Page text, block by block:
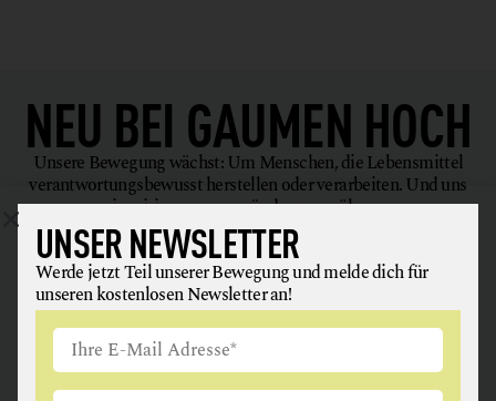
NEU BEI GAUMEN HOCH
Unsere Bewegung wächst: Um Menschen, die Lebensmittel
verantwortungsbewusst herstellen oder verarbeiten. Und uns
inspirieren, uns gesünder zu ernähren.
UNSER NEWSLETTER
Werde jetzt Teil unserer Bewegung und melde dich für
unseren kostenlosen Newsletter an!